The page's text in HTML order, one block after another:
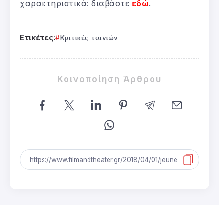
χαρακτηριστικά: διαβάστε εδώ.
Ετικέτες: Κριτικές ταινιών
Κοινοποίηση Άρθρου